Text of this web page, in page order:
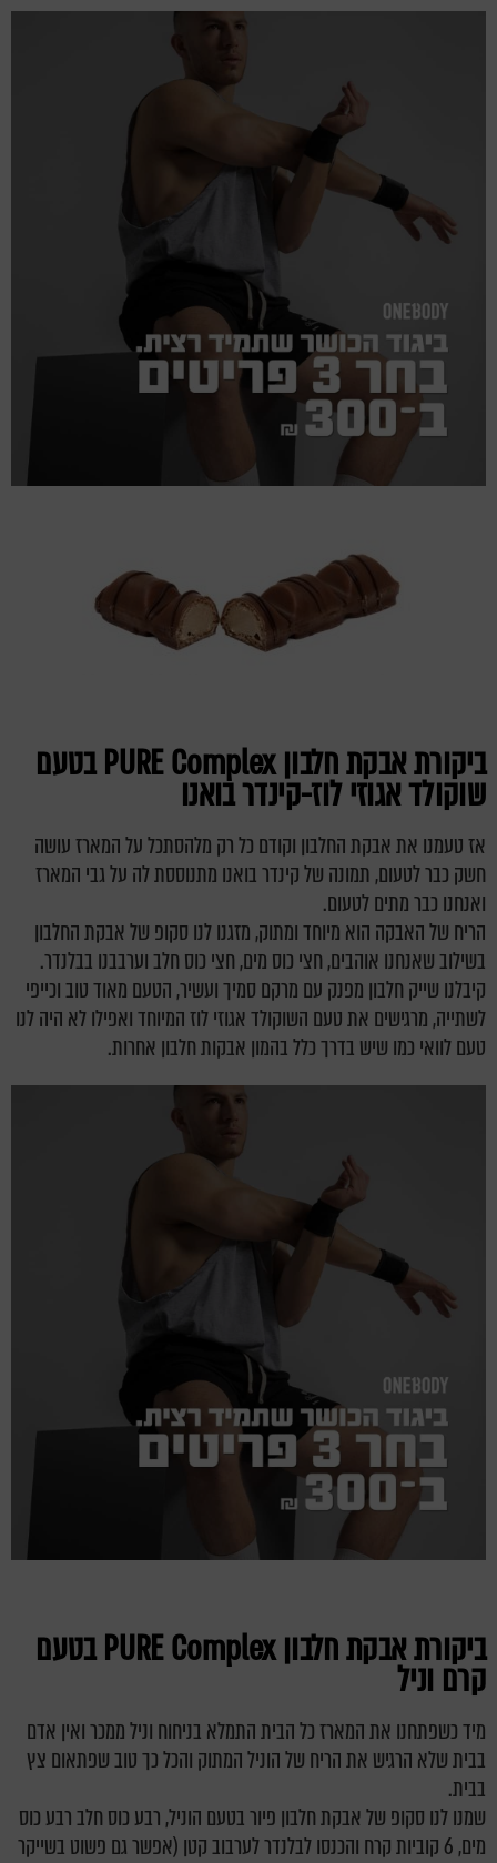
ביקורת אבקת חלבוןPURE Complexבטעם
שוקולד אגוזי לוז-קינדר בואנו
אז טעמנו את אבקת החלבון וקודם כל רק מלהסתכל על המארז עושה
חשק כבר לטעום, תמונה של קינדר בואנו מתנוססת לה על גבי המארז
ואנחנו כבר מתים לטעום.
הריח של האבקה הוא מיוחד ומתוק, מזגנו לנו סקופ של אבקת החלבון
בשילוב שאנחנו אוהבים, חצי כוס מים, חצי כוס חלב וערבבנו בבלנדר.
קיבלנו שייק חלבון מפנק עם מרקם סמיך ועשיר, הטעם מאוד טוב וכייפי
לשתייה, מרגישים את טעם השוקולד אגוזי לוז המיוחד ואפילו לא היה לנו
טעם לוואי כמו שיש בדרך כלל בהמון אבקות חלבון אחרות.
ביקורת אבקת חלבוןPURE Complexבטעם
קרם וניל
מיד כשפתחנו את המארז כל הבית התמלא בניחוח וניל ממכר ואין אדם
בבית שלא הרגיש את הריח של הוניל המתוק והכל כך טוב שפתאום צץ
בבית.
שמנו לנו סקופ של אבקת חלבון פיור בטעם הוניל, רבע כוס חלב רבע כוס
מים, 6 קוביות קרח והכנסו לבלנדר לערבוב קטן (אפשר גם פשוט בשייקר